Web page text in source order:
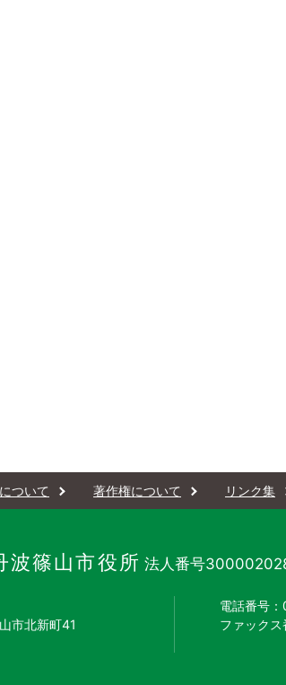
ついて 著作権について リンク集
波篠山市役所 法人番号
市北新町41
電話番号
ファック